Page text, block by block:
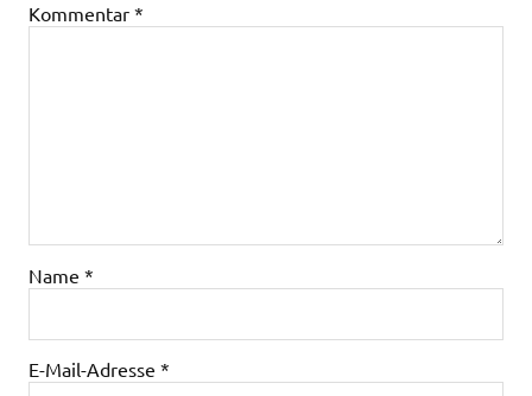
Kommentar *
Name *
E-Mail-Adresse *